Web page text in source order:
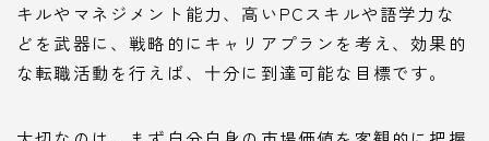
キルやマネジメント能力、高いPCスキルや語学力な
どを武器に、戦略的にキャリアプランを考え、効果的
な転職活動を行えば、十分に到達可能な目標です。